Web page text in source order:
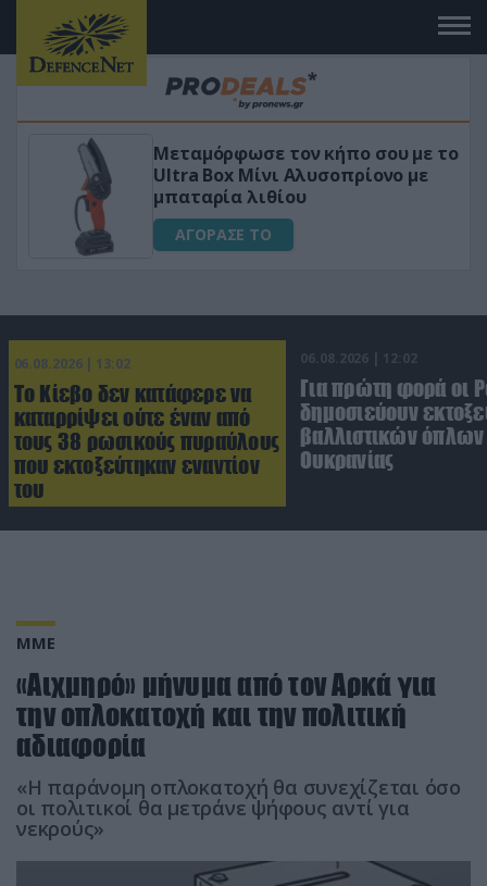
με το
«Μαγική» φόρμουλα τριβόλι +
για αύξηση της λίμπιντο
ΑΓΟΡΑΣΕ ΤΟ
06.08.2026 | 13:02
Το Κίεβο δεν κατάφερε να
καταρρίψει ούτε έναν από
τους 38 ρωσικούς πυραύλους
που εκτοξεύτηκαν εναντίον
του
06.08.2026 | 12:02
Για πρώτη φορά οι
δημοσιεύουν
βαλλιστικών όπλων
Ουκρανίας
ΜΜΕ
«Αιχμηρό» μήνυμα από τον Αρκά για
την οπλοκατοχή και την πολιτική
αδιαφορία
«Η παράνομη οπλοκατοχή θα συνεχίζεται όσο
οι πολιτικοί θα μετράνε ψήφους αντί για
νεκρούς»